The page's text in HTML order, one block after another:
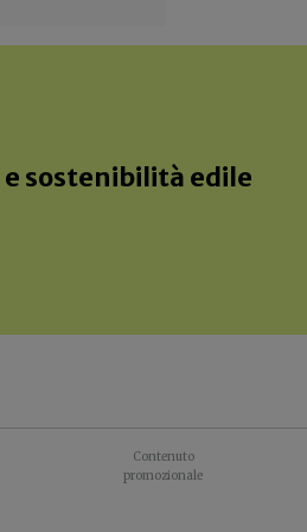
sostenibilità edile